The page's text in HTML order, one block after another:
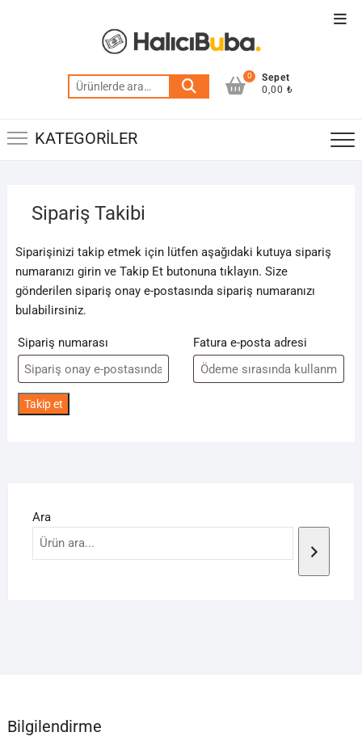
Ara:
0
0,00 ₺
KATEGORİLER
Sipariş Takibi
Siparişinizi takip etmek için lütfen aşağıdaki kutuya sipariş
numaranızı girin ve Takip Et butonuna tıklayın. Size
gönderilen sipariş onay e-postasında sipariş numaranızı
bulabilirsiniz.
Sipariş numarası Fatura e-posta adresi
Takip et
Ara
Bilgilendirme